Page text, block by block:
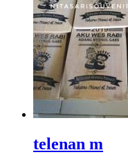
telenan m